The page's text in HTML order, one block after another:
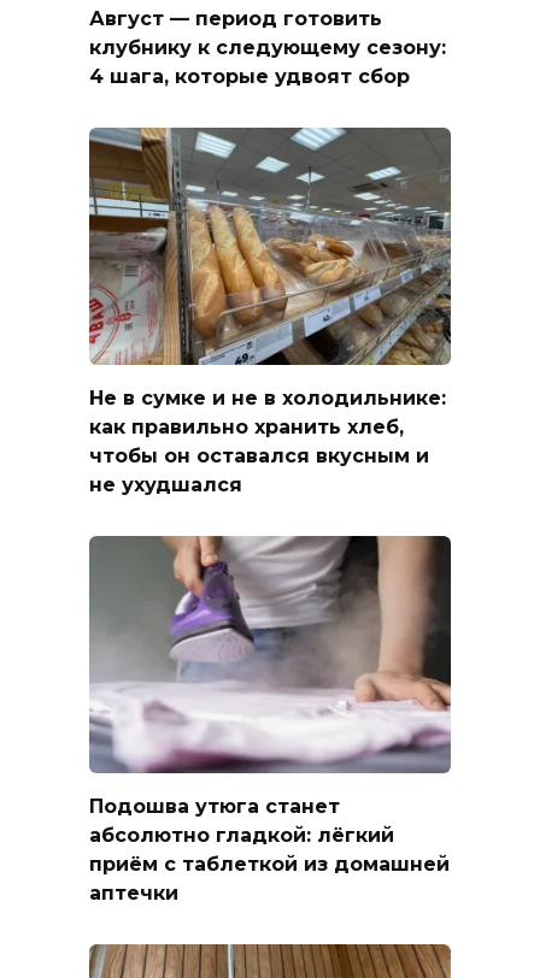
Август — период готовить
клубнику к следующему сезону:
4 шага, которые удвоят сбор
Не в сумке и не в холодильнике:
как правильно хранить хлеб,
чтобы он оставался вкусным и
не ухудшался
Подошва утюга станет
абсолютно гладкой: лёгкий
приём с таблеткой из домашней
аптечки